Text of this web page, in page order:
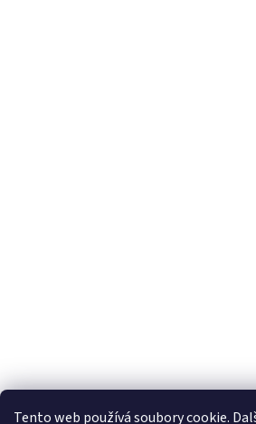
Tento web používá soubory cookie.